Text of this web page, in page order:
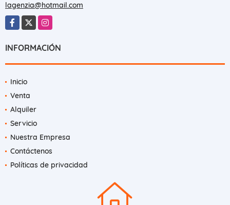
lagenzia@hotmail.com
Facebook
X Instagram
INFORMACIÓN
Inicio
Venta
Alquiler
Servicio
Nuestra Empresa
Contáctenos
Políticas de privacidad